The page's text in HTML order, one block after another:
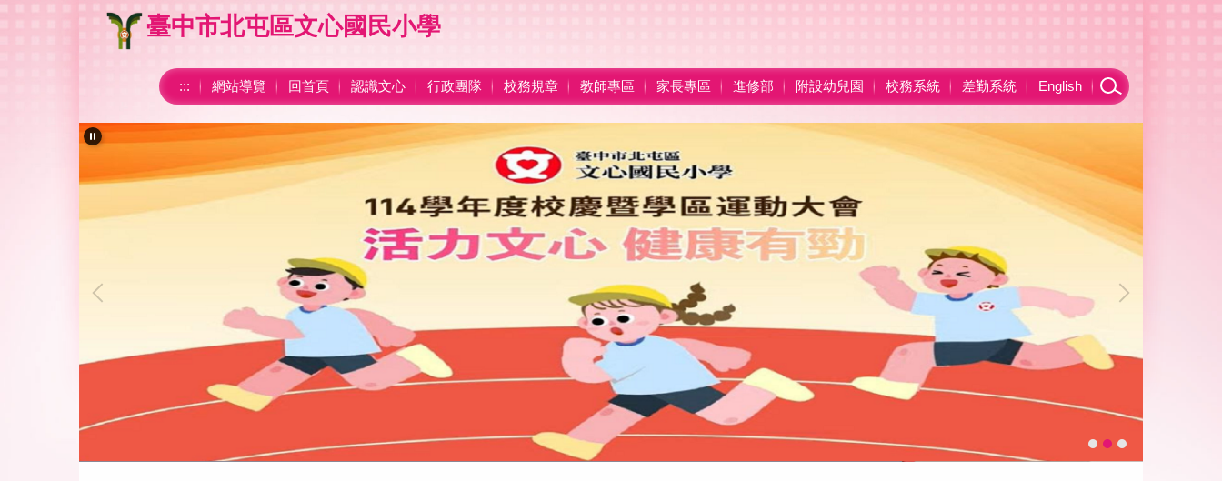
臺中市北屯區文心國民小學
::: 網站導覽 回首頁 認識文心 行政團隊 校務規章 教師專區 家長專區 進修部 附設幼兒園 校務系統 差勤系統 English